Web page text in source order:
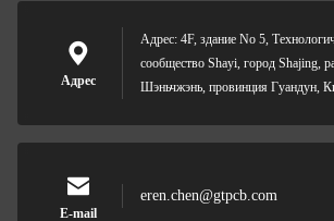
Адрес
Адрес: 4F, здание No 5,
сообщество Shayi, город Shajing,
Шэньчжэнь, провинция Гуандун,
E-mail
eren.chen@gtpcb.com